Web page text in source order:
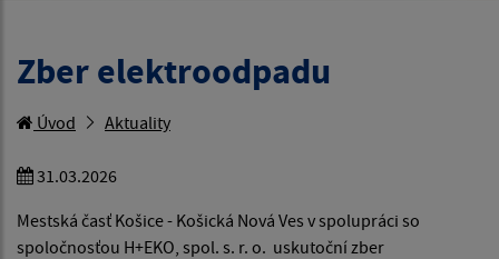
Zber elektroodpadu
Úvod Aktuality
31.03.2026
Mestská časť Košice - Košická Nová Ves v spolupráci so
spoločnosťou H+EKO, spol. s. r. o. uskutoční zber